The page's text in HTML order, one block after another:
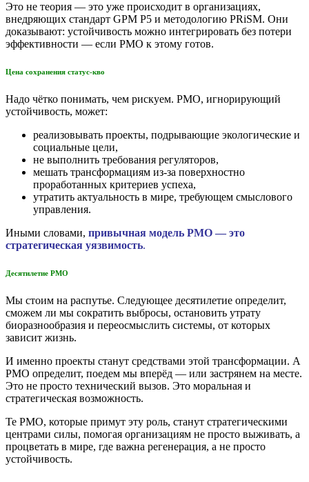
Это не теория — это уже происходит в организациях,
внедряющих стандарт GPM P5 и методологию PRiSM. Они
доказывают: устойчивость можно интегрировать без потери
эффективности — если PMO к этому готов.
Цена сохранения статус-кво
Надо чётко понимать, чем рискуем. PMO, игнорирующий
устойчивость, может:
реализовывать проекты, подрывающие экологические и
социальные цели,
не выполнить требования регуляторов,
мешать трансформациям из-за поверхностно
проработанных критериев успеха,
утратить актуальность в мире, требующем смыслового
управления.
Иными словами, привычная модель PMO — это
стратегическая уязвимость.
Десятилетие PMO
Мы стоим на распутье. Следующее десятилетие определит,
сможем ли мы сократить выбросы, остановить утрату
биоразнообразия и переосмыслить системы, от которых
зависит жизнь.
И именно проекты станут средствами этой трансформации. А
PMO определит, поедем мы вперёд — или застрянем на месте.
Это не просто технический вызов. Это моральная и
стратегическая возможность.
Те PMO, которые примут эту роль, станут стратегическими
центрами силы, помогая организациям не просто выживать, а
процветать в мире, где важна регенерация, а не просто
устойчивость.